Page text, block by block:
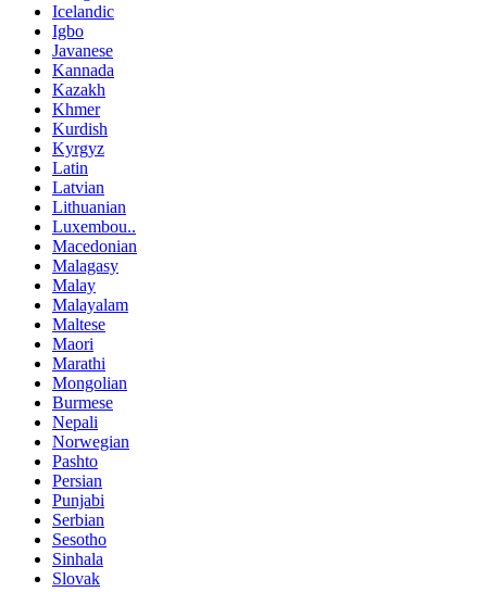
Icelandic
Igbo
Javanese
Kannada
Kazakh
Khmer
Kurdish
Kyrgyz
Latin
Latvian
Lithuanian
Luxembou..
Macedonian
Malagasy
Malay
Malayalam
Maltese
Maori
Marathi
Mongolian
Burmese
Nepali
Norwegian
Pashto
Persian
Punjabi
Serbian
Sesotho
Sinhala
Slovak